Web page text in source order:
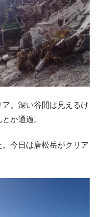
。深い谷間は見えるけ
か通過。
今日は唐松岳がクリア